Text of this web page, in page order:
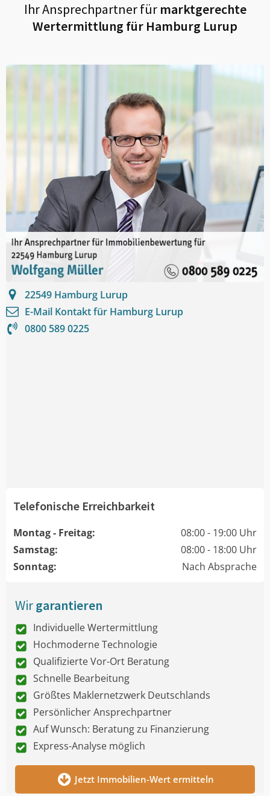
Ihr Ansprechpartner fürmarktgerechte
Wertermittlung für Hamburg Lurup
22549 Hamburg Lurup
E-Mail Kontakt für Hamburg Lurup
0800 589 0225
Telefonische Erreichbarkeit
Montag - Freitag:
08:00 - 19:00 Uhr
Samstag:
08:00 - 18:00 Uhr
Sonntag:
Nach Absprache
Wirgarantieren
Individuelle Wertermittlung
Hochmoderne Technologie
Qualifizierte Vor-Ort Beratung
Schnelle Bearbeitung
Größtes Maklernetzwerk Deutschlands
Persönlicher Ansprechpartner
Auf Wunsch: Beratung zu Finanzierung
Express-Analyse möglich
Jetzt Immobilien-Wert ermitteln